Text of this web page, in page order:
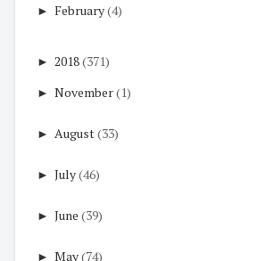
► February(4)
► 2018(371)
► November(1)
► August(33)
► July(46)
► June (39)
► May(74)